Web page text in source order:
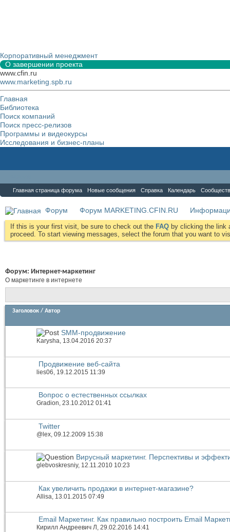
Корпоративный менеджмент
О завершении проекта
www.cfin.ru
www.marketing.spb.ru
Главная
Библиотека
Поиск компаний
Поиск пресс-релизов
Программы и видеокурсы
Исследования и бизнес-планы
Главная страница форума Новые сообщения Справка Календарь
Форум Форум MARKETING.CFIN.RU
If this is your first visit, be sure to check out the FAQ by clicking the link
proceed. To start viewing messages, select the forum that you want to
Форум: Интернет-маркетинг
О маркетинге в интернете
Заголовок / Автор
SMM-продвижение
Karysha, 13.04.2016 20:37
Продвижение веб-сайта
lies06, 19.12.2015 11:39
Вопрос о естественных ссылках
Gradion, 23.10.2012 01:41
Twitter
@lex , 09.12.2009 15:38
Вирусный маркетинг. Перспективы и
glebvoskresniy, 12.11.2010 10:23
Как увеличить продажи в интернет-магазине?
Allisa , 13.01.2015 07:49
Email Маркетинг. Как правильно построить Email
Кирилл Андреевич Л , 29.02.2016 14:41